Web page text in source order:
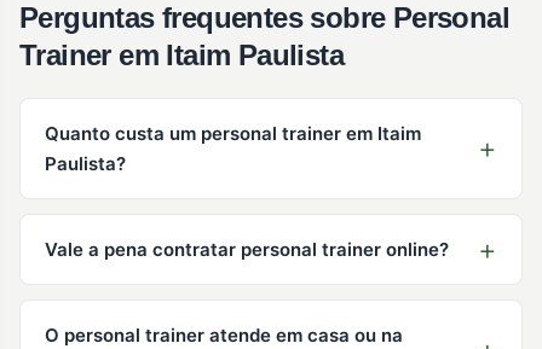
Perguntas frequentes sobre Personal
Trainer em Itaim Paulista
Quanto custa um personal trainer em Itaim
Paulista?
Vale a pena contratar personal trainer online?
O personal trainer atende em casa ou na